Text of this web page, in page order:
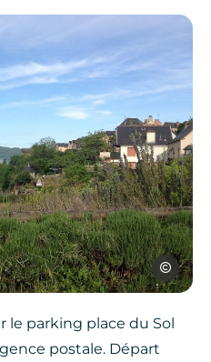
OT Najac
le parking place du Sol
postale. Départ